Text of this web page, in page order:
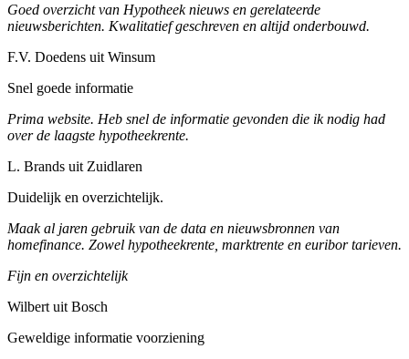
Goed overzicht van Hypotheek nieuws en gerelateerde
nieuwsberichten. Kwalitatief geschreven en altijd onderbouwd.
F.V. Doedens uit Winsum
Snel goede informatie
Prima website. Heb snel de informatie gevonden die ik nodig had
over de laagste hypotheekrente.
L. Brands uit Zuidlaren
Duidelijk en overzichtelijk.
Maak al jaren gebruik van de data en nieuwsbronnen van
homefinance. Zowel hypotheekrente, marktrente en euribor tarieven.
Fijn en overzichtelijk
Wilbert uit Bosch
Geweldige informatie voorziening